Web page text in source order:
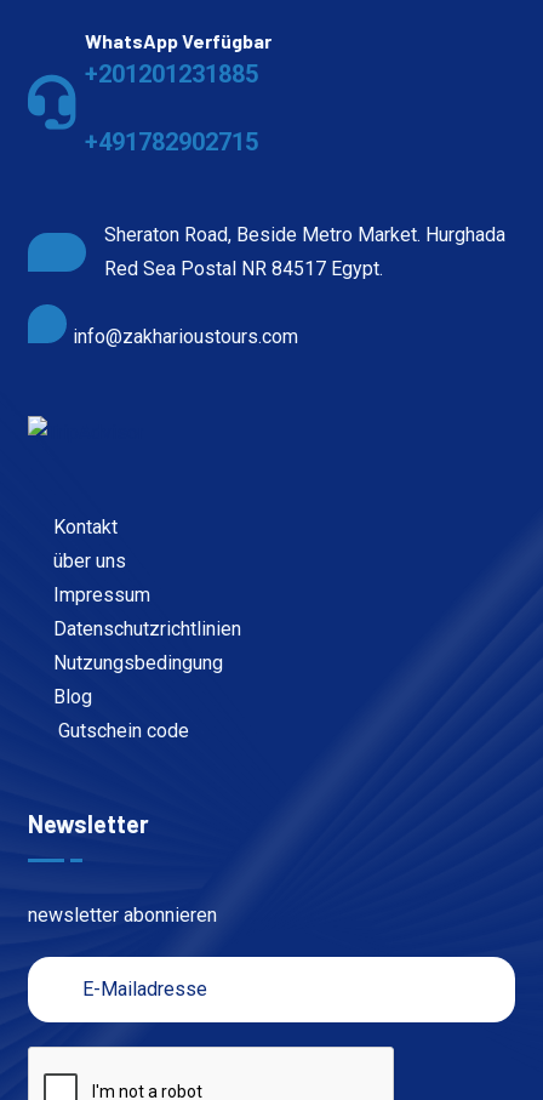
WhatsApp Verfügbar
+201201231885
+491782902715
Sheraton Road, Beside Metro Market. Hurghada
Red Sea Postal NR 84517 Egypt.
info@zakharioustours.com
Kontakt
über uns
Impressum
Datenschutzrichtlinien
Nutzungsbedingung
Blog
Gutschein code
Newsletter
newsletter abonnieren